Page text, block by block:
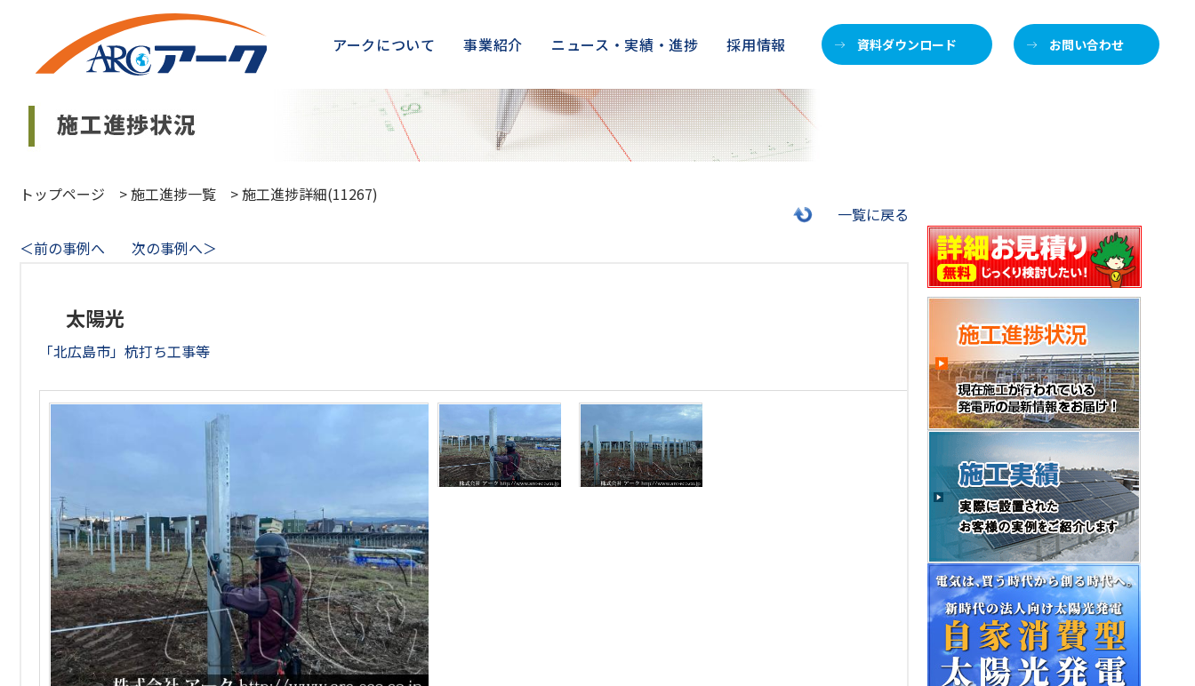
アークについて 事業紹介 ニュース・実績・進捗 採用情報 資料ダウンロード お問い合わせ
トップページ >施工進捗一覧 >施工進捗詳細(11267)
一覧に戻る
＜前の事例へ
次の事例へ＞
太陽光
「北広島市」杭打ち工事等